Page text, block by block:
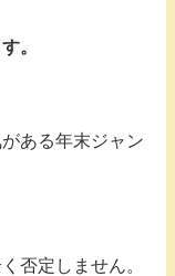
。
ある年末ジャン
否定しません。